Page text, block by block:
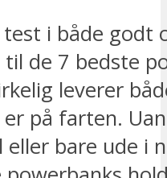
i både godt
de 7 bedste
leverer
på farten.
bare ude i